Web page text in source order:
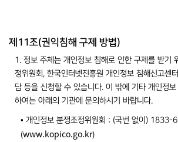
제11조(권익침해 구제 방법)
1. 정보 주체는 개인정보 침해로 인한 구제를 받기
정위원회, 한국인터넷진흥원 개인정보 침해신고센
담 등을 신청할 수 있습니다. 이 밖에 기타 개인정
하여는 아래의 기관에 문의하시기 바랍니다.
• 개인정보 분쟁조정위원회 : (국번 없이) 1833-
(www.kopico.go.kr)